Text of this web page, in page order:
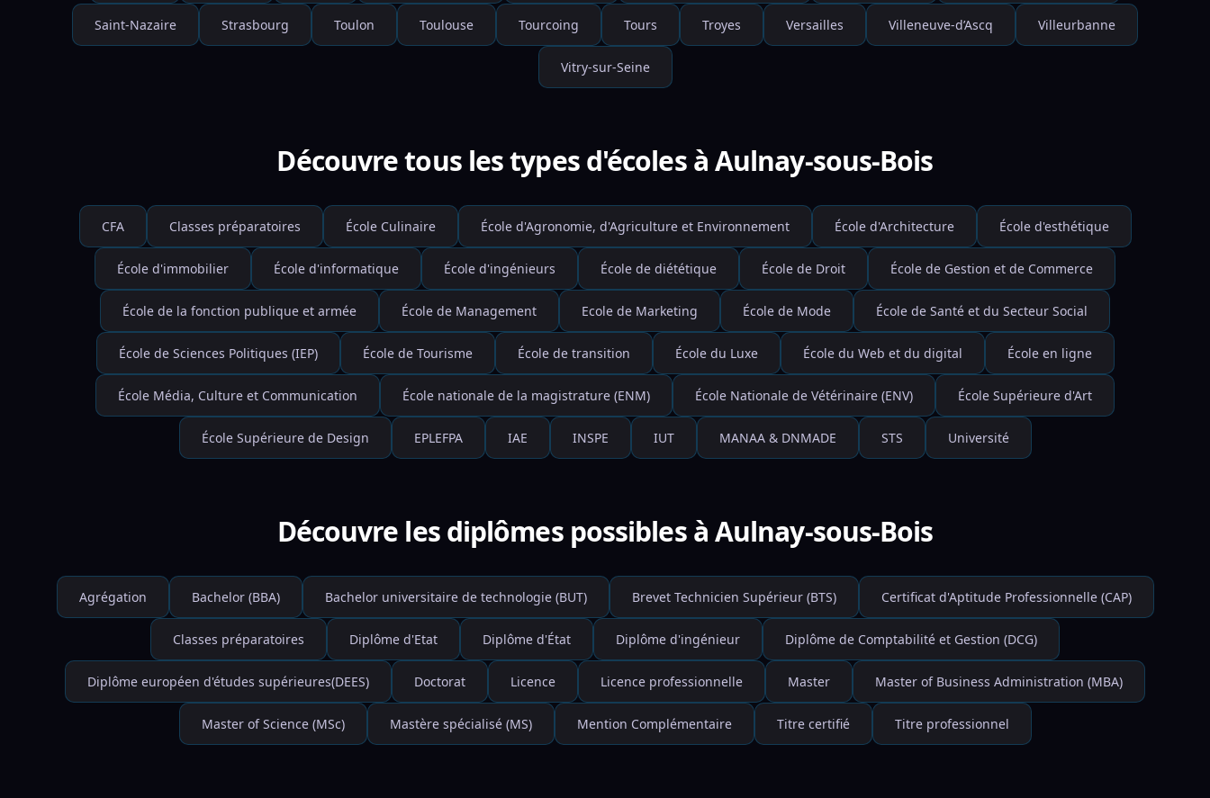
Saint-Nazaire Strasbourg Toulon Toulouse Tourcoing Tours Troyes Versailles Villeneuve-d’Ascq Villeurbanne
Vitry-sur-Seine
Découvre tous les types d'écoles à Aulnay-sous-Bois
CFA Classes préparatoires École Culinaire École d'Agronomie, d'Agriculture et Environnement École d'Architecture École d'esthétique
École d'immobilier École d'informatique École d'ingénieurs École de diététique École de Droit École de Gestion et de Commerce
École de la fonction publique et armée École de Management Ecole de Marketing École de Mode École de Santé et du Secteur Social
École de Sciences Politiques (IEP) École de Tourisme École de transition École du Luxe École du Web et du digital École en ligne
École Média, Culture et Communication École nationale de la magistrature (ENM) École Nationale de Vétérinaire (ENV) École Supérieure d'Art
École Supérieure de Design EPLEFPA IAE INSPE IUT MANAA & DNMADE STS Université
Découvre les diplômes possibles à Aulnay-sous-Bois
Agrégation Bachelor (BBA) Bachelor universitaire de technologie (BUT) Brevet Technicien Supérieur (BTS) Certificat d'Aptitude Professionnelle (CAP)
Classes préparatoires Diplôme d'Etat Diplôme d'État Diplôme d'ingénieur Diplôme de Comptabilité et Gestion (DCG)
Diplôme européen d'études supérieures(DEES) Doctorat Licence Licence professionnelle Master Master of Business Administration (MBA)
Master of Science (MSc) Mastère spécialisé (MS) Mention Complémentaire Titre certifié Titre professionnel